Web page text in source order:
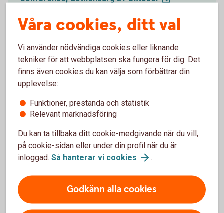
Boardmatch i Stockholm tillsammans med
Styrelseakademin och Almi 21 oktober
Premium och Private Banking
Våra cookies, ditt val
Vi använder nödvändiga cookies eller liknande
tekniker för att webbplatsen ska fungera för dig. Det
finns även cookies du kan välja som förbättrar din
upplevelse:
Funktioner, prestanda och statistik
Relevant marknadsföring
Du kan ta tillbaka ditt cookie-medgivande när du vill,
på cookie-sidan eller under din profil när du är
inloggad. Så hanterar vi cookies .
Godkänn alla cookies